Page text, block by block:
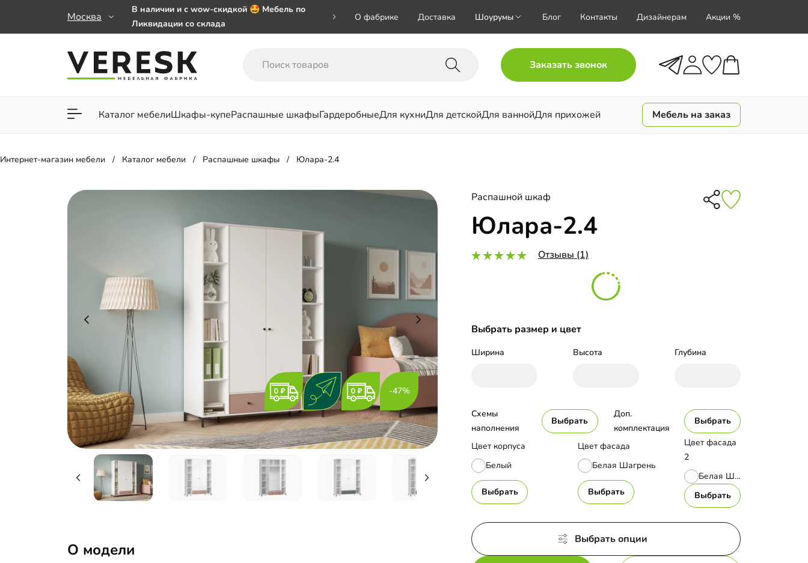
Москва
В наличии и с wow-скидкой 🤩 Мебель по
Ликвидации со склада
заказе от 50 000 ₽
Важно! Наш Whatsapp переехал на номер
О фабрике Доставка Шоурумы Блог Контакты Дизайнерам Акции %
Заказать звонок
Каталог мебелиШкафы-купеРаспашные шкафыГардеробныеДля кухниДля детскойДля ваннойДля прихожей
Для гостиной Для спальни
Мебель на заказ
Интернет-магазин мебели Каталог мебели Распашные шкафы Юлара-2.4
-47%
Распашной шкаф
Юлара-2.4
Отзывы (1)
Выбрать размер и цвет
Ширина Высота Глубина
Цвет корпуса
Белый
Выбрать
Цвет фасада
Белая Шагрень
Выбрать
Цвет фасада
2
Белая Шагрень
Выбрать
Схемы
наполнения
Выбрать
Доп.
комплектация
Выбрать
Выбрать опции
О модели